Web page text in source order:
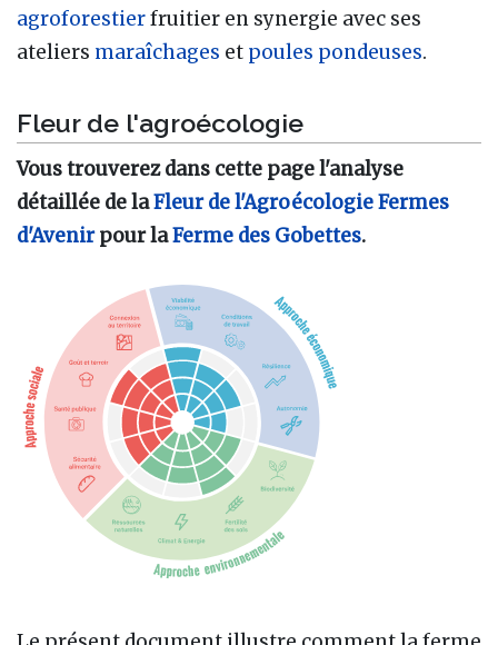
agroforestierfruitier en synergie avec ses
ateliers maraîchages et poules pondeuses.
Fleur de l'agroécologie
Vous trouverez dans cette page l'analyse
détaillée de laFleur de l'AgroécologieFermes
d'Avenirpour laFerme des Gobettes.